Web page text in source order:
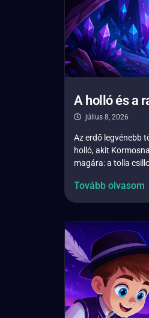
A holló és a
július 8, 2026
Az erdő legvénebb
holló, akit
magára: a tolla
Tovább olvasom